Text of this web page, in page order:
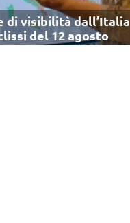
di visibilità dall’Italia
del 12 agosto